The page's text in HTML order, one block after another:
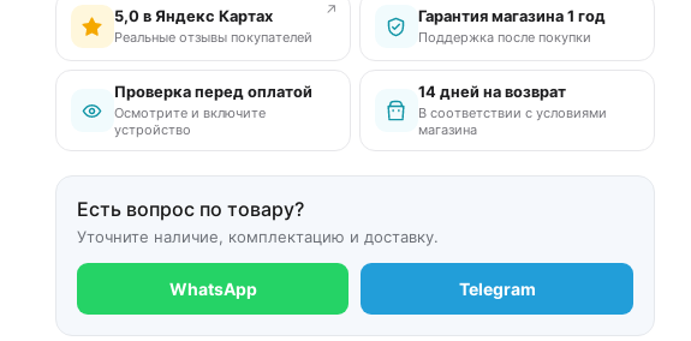
5,0 в Яндекс Картах
Реальные отзывы покупателей
↗ Гарантия магазина 1 год
Поддержка после покупки
Проверка перед оплатой
Осмотрите и включите
устройство
14 дней на возврат
В соответствии с условиями
магазина
Есть вопрос по товару?
Уточните наличие, комплектацию и доставку.
WhatsApp Telegram